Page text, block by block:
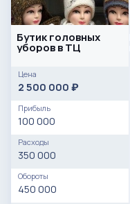
Бутик головных
уборов в ТЦ
Цена
2 500 000 ₽
Прибыль
100 000
Расходы
350 000
Обороты
450 000